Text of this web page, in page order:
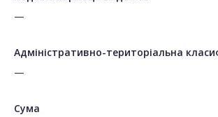
—
Адміністративно-територіальна
—
Сума